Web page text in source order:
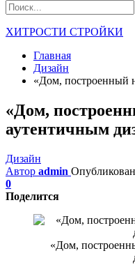
ХИТРОСТИ СТРОЙКИ
Главная
Дизайн
«Дом, построенный
«Дом,
аутентичным
Дизайн
Автор admin
0
Поделится
«Дом,